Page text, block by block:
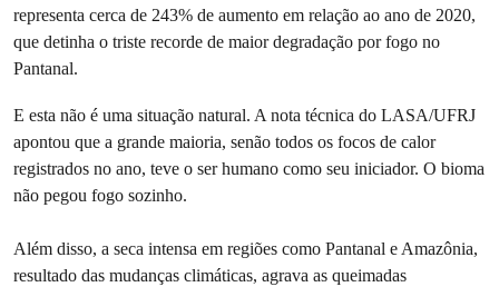
representa cerca de 243% de aumento em relação ao ano de 2020,
que detinha o triste recorde de maior degradação por fogo no
Pantanal.
E esta não é uma situação natural. A nota técnica do LASA/UFRJ
apontou que a grande maioria, senão todos os focos de calor
registrados no ano, teve o ser humano como seu iniciador. O bioma
não pegou fogo sozinho.
Além disso, a seca intensa em regiões como Pantanal e Amazônia,
resultado das mudanças climáticas, agrava as queimadas